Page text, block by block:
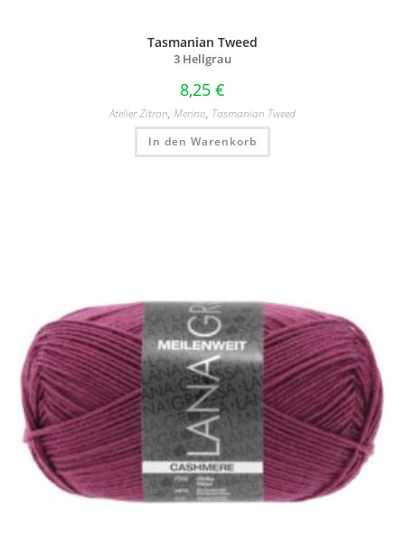
Tasmanian Tweed
3 Hellgrau
8,25 €
Atelier Zitron, Merino, Tasmanian Tweed
In den Warenkorb